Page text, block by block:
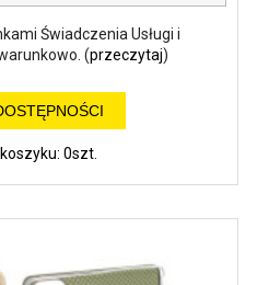
Świadczenia Usługi i
(przeczytaj)
koszyku: 0szt.